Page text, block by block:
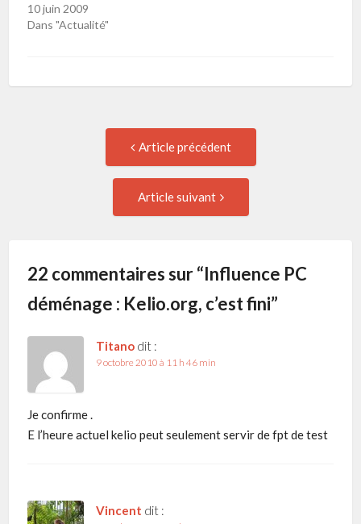
10 juin 2009
Dans "Actualité"
Navigation Article précédent
Article suivant
22 commentaires sur “Influence PC
déménage : Kelio.org, c’est fini”
Titano dit :
9 octobre 2010 à 11 h 46 min
Je confirme .
E l’heure actuel kelio peut seulement servir de fpt de test
Vincent dit :